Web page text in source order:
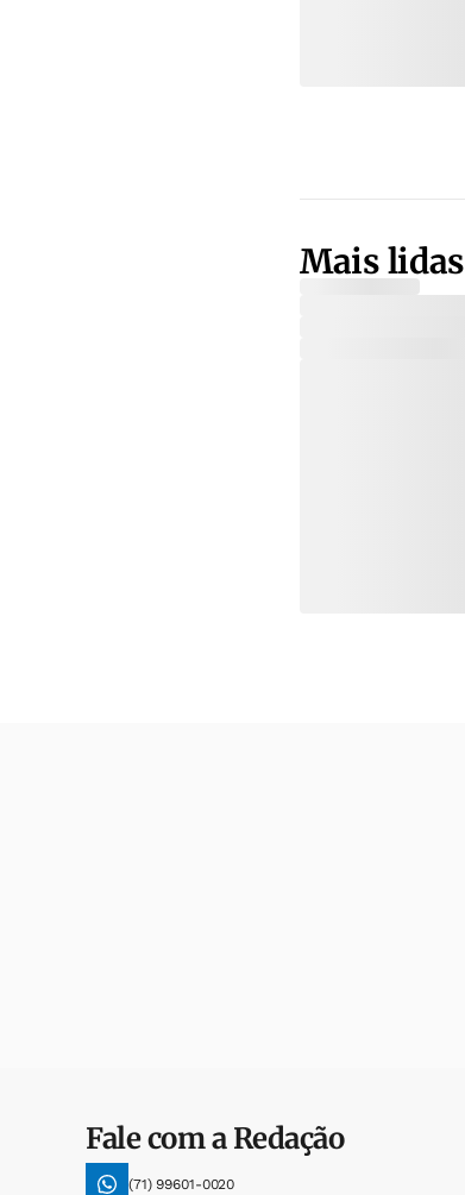
Mais lidas
Fale com a Redação
(71) 99601-0020